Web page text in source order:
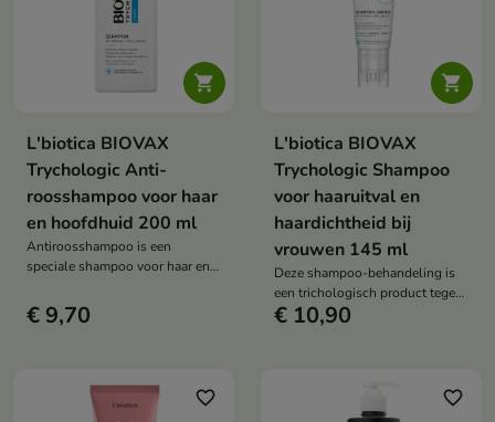

L'biotica BIOVAX
Trychologic Anti-
roosshampoo voor haar
en hoofdhuid 200 ml
Antiroosshampoo is een
speciale shampoo voor haar en
van droge en vette roos,
schilfering en jeuk helpt
€ 9,70

L'biotica BIOVAX
Trychologic Shampoo
voor haaruitval en
haardichtheid bij
vrouwen 145 ml
Deze shampoo-behandeling is
een trichologisch product tegen
haaruitval dat de hoofdhuid
exosome-technologie, kopyrrol,
capixyl, cafeïne, biotine en
€ 10,90
favorite_border favorite_border